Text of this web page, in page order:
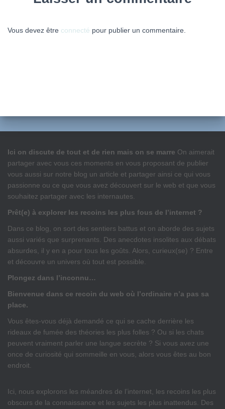
Vous devez être connecté pour publier un commentaire.
Ici on discute de tout et de rien mais on se marre On aimerait
partager avec vous ces moments en vous proposant de publier
vous aussi sur notre blog un article et partager ainsi ce qui vous
passionne ou ce que vous avez découvert sur le web et que vous
souhaitez partager avec les internautes.
Prêt(e) à explorer les recoins les plus fous de l’internet ?
Dans ce blog, on sort des sentiers battus et on aborde des sujets
aussi variés que surprenants. Des anecdotes insolites aux débats
absurdes, il y en a pour tous les goûts. Alors, curieux(se) ? Entre
et découvre un univers où tout est possible.
Plongez dans l’inconnu…
Bienvenue dans ce recoin du web où l’ordinaire n’a pas sa
place.
Vous êtes-vous déjà demandé ce qui se cache derrière les
rideaux de fumée des théories les plus folles ? Ou si les chats
peuvent vraiment parler une langue secrète ? Si vous avez une
once de curiosité qui sommeille en vous, alors vous êtes au bon
endroit.
Ici, nous explorons les méandres de l’internet, les recoins les plus
obscurs de la connaissance et les sujets les plus inattendus. Des